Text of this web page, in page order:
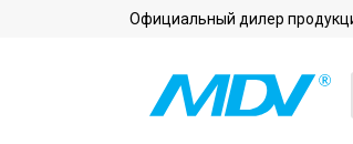
Официальный дилер